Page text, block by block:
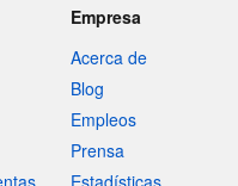
Empresa
Acerca de
Blog
Empleos
Prensa
Estadísticas